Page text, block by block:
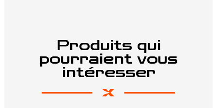
Produits qui
pourraient vous
intéresser